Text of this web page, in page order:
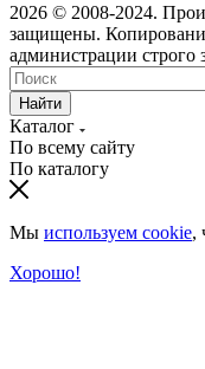
2026 © 2008-2024.
защищены.
администрации строго
Найти
Каталог
По всему сайту
По каталогу
Мы используем cookie,
Хорошо!